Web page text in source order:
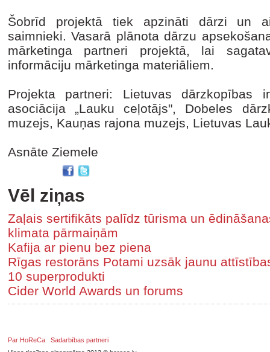
Šobrīd projektā tiek apzināti dārzi un
saimnieki. Vasarā plānota dārzu
mārketinga partneri projektā, lai
informāciju mārketinga materiāliem.
Projekta partneri: Lietuvas dārzkopības
asociācija „Lauku ceļotājs", Dobeles
muzejs, Kauņas rajona muzejs, Lietuvas
Asnāte Ziemele
Vēl ziņas
Zaļais sertifikāts palīdz tūrisma un
klimata pārmaiņām
Kafija ar pienu bez piena
Rīgas restorāns Potami uzsāk jaunu
10 superprodukti
Cider World Awards un forums
Par HoReCa
Sadarbības partneri